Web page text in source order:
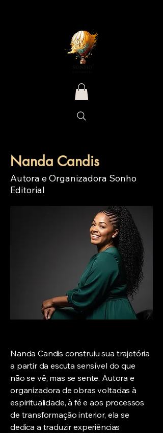
Nanda Candis
Autora e Organizadora Sonho
Editorial
Nanda Candis construiu sua trajetória
a partir da escuta sensível do que
não se vê, mas se sente. Autora e
organizadora de obras voltadas à
espiritualidade, à fé e aos processos
de transformação interior, ela se
dedica a traduzir experiências